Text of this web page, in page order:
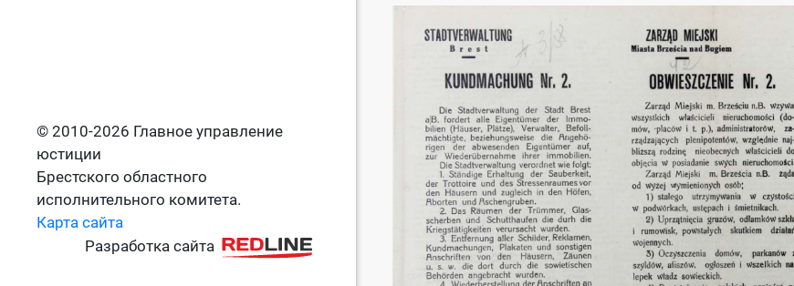
© 2010-2026 Главное управление
юстиции
Брестского областного
исполнительного комитета.
Карта сайта
Разработка сайта